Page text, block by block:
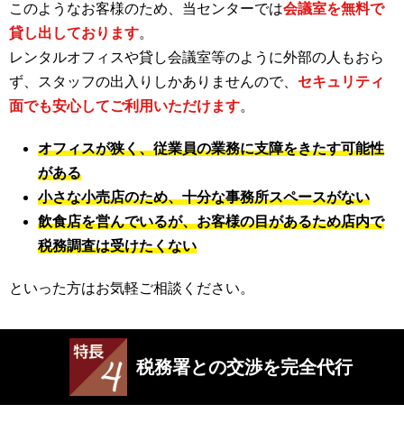
このようなお客様のため、当センターでは会議室を無料で
貸し出しております。
レンタルオフィスや貸し会議室等のように外部の人もおら
ず、スタッフの出入りしかありませんので、 セキュリティ
面でも安心してご利用いただけます。
オフィスが狭く、従業員の業務に支障をきたす可能性
がある
小さな小売店のため、十分な事務所スペースがない
飲食店を営んでいるが、お客様の目があるため店内で
税務調査は受けたくない
といった方はお気軽ご相談ください。
税務署との交渉を完全代行